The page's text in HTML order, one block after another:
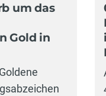
um das
Gold in